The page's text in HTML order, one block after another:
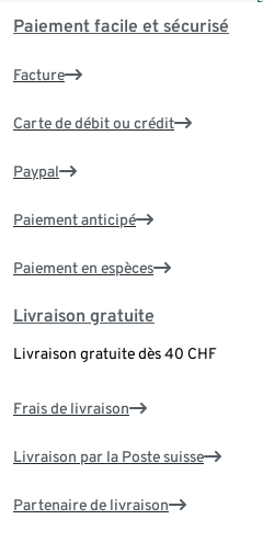
Paiement facile et sécurisé
Facture
Carte de débit ou crédit
Paypal
Paiement anticipé
Paiement en espèces
Livraison gratuite
Livraison gratuite dès 40 CHF
Frais de livraison
Livraison par la Poste suisse
Partenaire de livraison